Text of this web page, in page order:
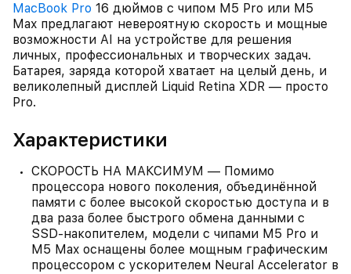
MacBook Pro 16 дюймов с чипом M5 Pro или M5
Max предлагают невероятную скорость и мощные
возможности AI на устройстве для решения
личных, профессиональных и творческих задач.
Батарея, заряда которой хватает на целый день, и
великолепный дисплей Liquid Retina XDR — просто
Pro.
Характеристики
СКОРОСТЬ НА МАКСИМУМ — Помимо
процессора нового поколения, объединённой
памяти с более высокой скоростью доступа и в
два раза более быстрого обмена данными с
SSD‑накопителем, модели с чипами M5 Pro и
M5 Max оснащены более мощным графическим
процессором с ускорителем Neural Accelerator в